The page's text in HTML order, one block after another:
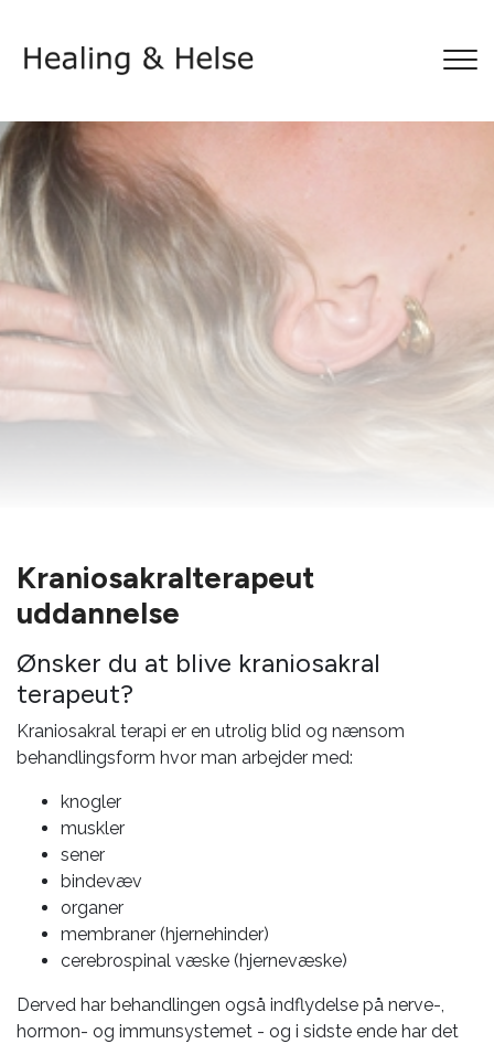
hovedindhold
Kraniosakralterapeut
uddannelse
Ønsker du at blive kraniosakral
terapeut?
Kraniosakral terapi er en utrolig blid og nænsom
behandlingsform hvor man arbejder med:
knogler
muskler
sener
bindevæv
organer
membraner (hjernehinder)
cerebrospinal væske (hjernevæske)
Derved har behandlingen også indflydelse på nerve-,
hormon- og immunsystemet - og i sidste ende har det